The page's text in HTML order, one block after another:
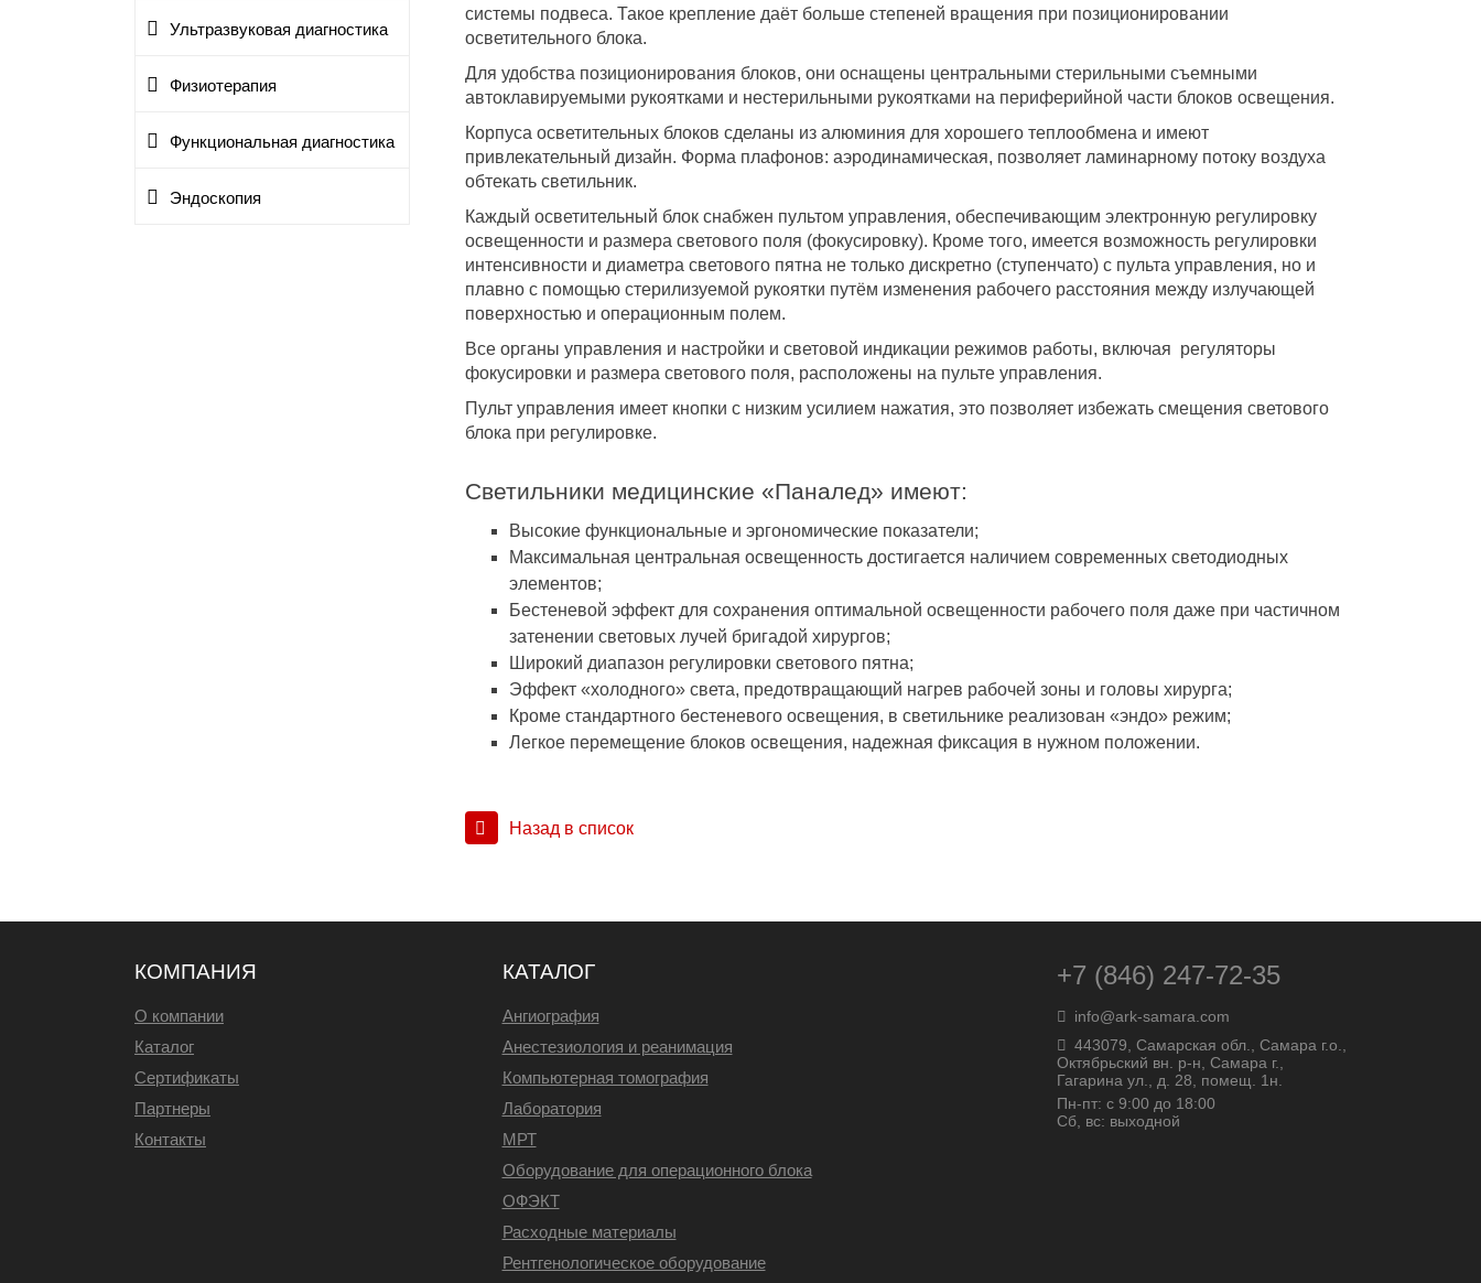
Ультразвуковая диагностика
Физиотерапия
Функциональная диагностика
Эндоскопия
системы подвеса. Такое крепление даёт больше степеней вращения при позиционировании
осветительного блока.
Для удобства позиционирования блоков, они оснащены центральными стерильными съемными
автоклавируемыми рукоятками и нестерильными рукоятками на периферийной части блоков освещения.
Корпуса осветительных блоков сделаны из алюминия для хорошего теплообмена и имеют
привлекательный дизайн. Форма плафонов: аэродинамическая, позволяет ламинарному потоку воздуха
обтекать светильник.
Каждый осветительный блок снабжен пультом управления, обеспечивающим электронную регулировку
освещенности и размера светового поля (фокусировку). Кроме того, имеется возможность регулировки
интенсивности и диаметра светового пятна не только дискретно (ступенчато) с пульта управления, но и
плавно с помощью стерилизуемой рукоятки путём изменения рабочего расстояния между излучающей
поверхностью и операционным полем.
Все органы управления и настройки и световой индикации режимов работы, включая регуляторы
фокусировки и размера светового поля, расположены на пульте управления.
Пульт управления имеет кнопки с низким усилием нажатия, это позволяет избежать смещения светового
блока при регулировке.
Светильники медицинские «Паналед» имеют:
Высокие функциональные и эргономические показатели;
Максимальная центральная освещенность достигается наличием современных светодиодных
элементов;
Бестеневой эффект для сохранения оптимальной освещенности рабочего поля даже при частичном
затенении световых лучей бригадой хирургов;
Широкий диапазон регулировки светового пятна;
Эффект «холодного» света, предотвращающий нагрев рабочей зоны и головы хирурга;
Кроме стандартного бестеневого освещения, в светильнике реализован «эндо» режим;
Легкое перемещение блоков освещения, надежная фиксация в нужном положении.
Назад в список
КОМПАНИЯ
О компании
Каталог
Сертификаты
Партнеры
Контакты
КАТАЛОГ
Ангиография
Анестезиология и реанимация
Компьютерная томография
Лаборатория
МРТ
Оборудование для операционного блока
ОФЭКТ
Расходные материалы
Рентгенологическое оборудование
+7 (846) 247-72-35
info@ark-samara.com
443079, Самарская обл., Самара г.о.,
Октябрьский вн. р-н, Самара г.,
Гагарина ул., д. 28, помещ. 1н.
Пн-пт: с 9:00 до 18:00
Сб, вс: выходной